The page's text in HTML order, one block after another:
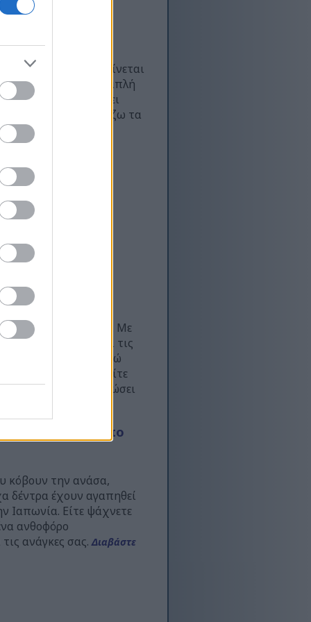
το χρόνο, και να γίνεται
περισσότερο από απλή
που θα διαρκέσει
σημείο, να φροντίζω τα
υπόσχεται σκιά,
σας
με ανθοφόρα
μέγεθος, οι
σας
σε κάθε τοπίο. Με
τον χειμώνα και τις
όλο το χρόνο, ενώ
εποχιακό χρώμα είτε
να μεταμορφώσει
στον κήπο
κόβουν την ανάσα,
δέντρα έχουν αγαπηθεί
Ιαπωνία. Είτε ψάχνετε
ανθοφόρο
ανάγκες σας.Διαβάστε